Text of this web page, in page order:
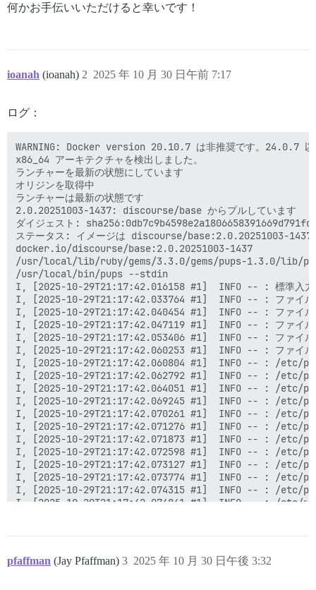
何かお手伝いいただけると幸いです！
ioanah (ioanah) 2025 年 10 月 30 日午前 7:17
2
ログ：
WARNING: Docker version 20.10.7 は非推奨です。24.0.7 以
x86_64 アーキテクチャを検出しました。
ランチャーを最新の状態にしています
オリジンを取得中
ランチャーは最新の状態です
2.0.20251003-1437: discourse/base からプルしています
ダイジェスト:
ステータス: イメージは discourse/base:2.0.20251003-1437
docker.io/discourse/base:2.0.20251003-1437
/usr/local/lib/ruby/gems/3.3.0/gems/pups-1.3.0/lib/
/usr/local/bin/pups --stdin
I, [2025-10-29T21:17:42.016158 #1]  INFO -- : 標準入力か
I, [2025-10-29T21:17:42.033764 #1]  INFO -- : ファ
I, [2025-10-29T21:17:42.040454 #1]  INFO -- : ファ
I, [2025-10-29T21:17:42.047119 #1]  INFO -- : ファ
I, [2025-10-29T21:17:42.053406 #1]  INFO -- : ファ
I, [2025-10-29T21:17:42.060253 #1]  INFO -- : ファイ
I, [2025-10-29T21:17:42.060804 #1]  INFO -- : /etc/
I, [2025-10-29T21:17:42.062792 #1]  INFO -- : /etc/
I, [2025-10-29T21:17:42.064051 #1]  INFO -- : /etc/
I, [2025-10-29T21:17:42.069245 #1]  INFO -- : /etc/
I, [2025-10-29T21:17:42.070261 #1]  INFO -- : /etc/
I, [2025-10-29T21:17:42.071276 #1]  INFO -- : /etc/
I, [2025-10-29T21:17:42.071873 #1]  INFO -- : /etc/
I, [2025-10-29T21:17:42.072598 #1]  INFO -- : /etc/
I, [2025-10-29T21:17:42.073127 #1]  INFO -- : /etc/
I, [2025-10-29T21:17:42.073774 #1]  INFO -- : /etc/
I, [2025-10-29T21:17:42.074315 #1]  INFO -- : /etc/
I, [2025-10-29T21:17:42.074841 #1]  INFO -- : /etc/
socat /dev/null UNIX-CONNECT:/shared/
fi
pfaffman (Jay Pfaffman) 2025 年 10 月 30 日午後 3:32
3